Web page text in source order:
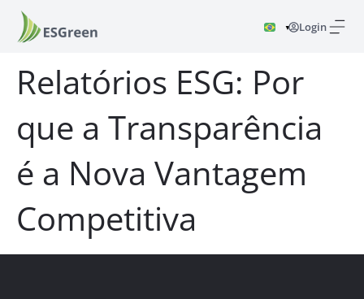
▼ Login
Relatórios ESG: Por
que a Transparência
é a Nova Vantagem
Competitiva